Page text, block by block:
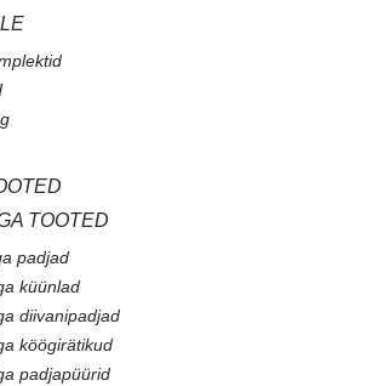
TOOTED
padjad
küünlad
diivanipadjad
köögirätikud
padjapüürid